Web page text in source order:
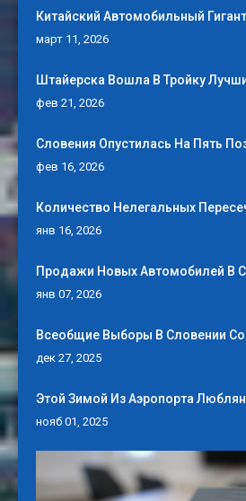
Китайский Автомобильный
март 11, 2026
Штайерска Вошла В Тройку
фев 21, 2026
Словения Опустилась На Пять
фев 16, 2026
Количество Нелегальных
янв 16, 2026
Продажи Новых Автомобилей В
янв 07, 2026
Всеобщие Выборы В Словении
дек 27, 2025
Этой Зимой Из Аэропорта
нояб 01, 2025